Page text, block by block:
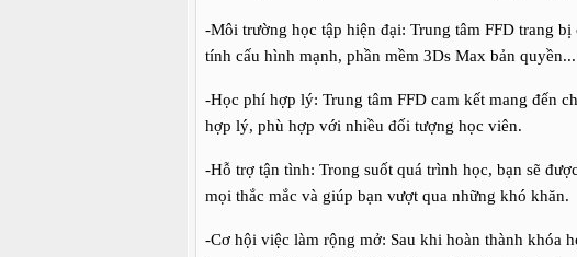
-Môi trường học tập hiện đại: Trung tâm FFD trang
tính cấu hình mạnh, phần mềm 3Ds Max bản
-Học phí hợp lý: Trung tâm FFD cam kết mang đến
hợp lý, phù hợp với nhiều đối tượng học viên.
-Hỗ trợ tận tình: Trong suốt quá trình học, bạn sẽ
mọi thắc mắc và giúp bạn vượt qua những khó khăn.
-Cơ hội việc làm rộng mở: Sau khi hoàn thành khóa